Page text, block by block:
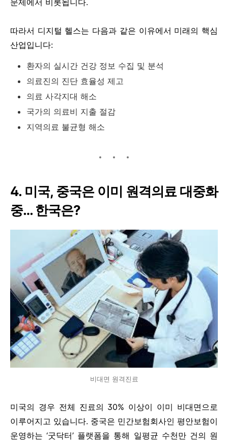
따라서 디지털 헬스는 다음과 같은 이유에서 미래의 핵심
산업입니다:
환자의 실시간 건강 정보 수집 및 분석
의료진의 진단 효율성 제고
의료 사각지대 해소
국가의 의료비 지출 절감
지역의료 불균형 해소
4. 미국, 중국은 이미 원격의료 대중화
중… 한국은?
비대면 원격진료
미국의 경우 전체 진료의 30% 이상이 이미 비대면으로
이루어지고 있습니다. 중국은 민간보험회사인 평안보험이
운영하는 ‘굿닥터’ 플랫폼을 통해 일평균 수천만 건의 원